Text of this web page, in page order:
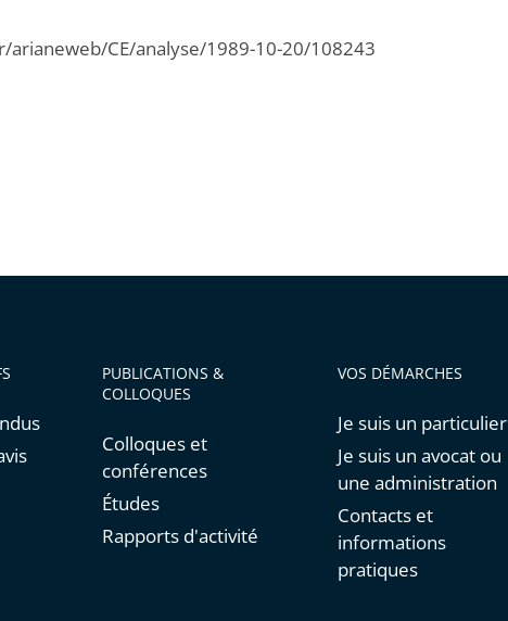
CE/analyse/1989-10-20/108243
PUBLICATIONS &
COLLOQUES
Colloques et
conférences
Études
Rapports d'activité
VOS DÉMARCHES
Je suis un particulier
Je suis un avocat ou
une administration
Contacts et
informations
pratiques